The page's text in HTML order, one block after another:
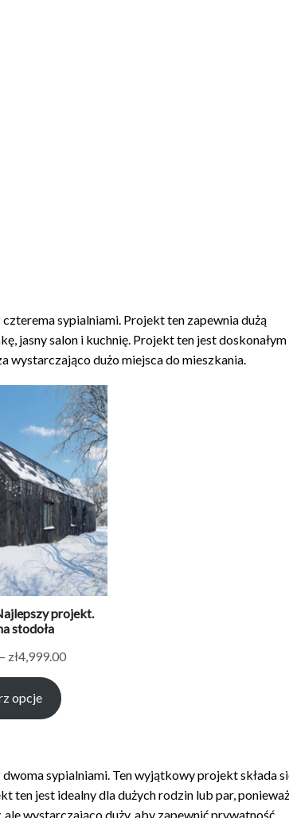
sypialniami. Projekt ten zapewnia dużą
jasny salon i kuchnię. Projekt ten jest doskonałym
wystarczająco dużo miejsca do mieszkania.
projekt.
stodoła
– zł4,999.00Zakres
opcje
sypialniami. Ten wyjątkowy projekt składa
ten jest idealny dla dużych rodzin lub par,
wystarczająco duży, aby zapewnić prywatność.